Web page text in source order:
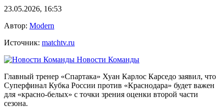
23.05.2026, 16:53
Автор: Modern
Источник: matchtv.ru
Новости Команды
Главный тренер «Спартака» Хуан Карлос Карседо заявил, что
Суперфинал Кубка России против «Краснодара» будет важен
для «красно‑белых» с точки зрения оценки второй части
сезона.